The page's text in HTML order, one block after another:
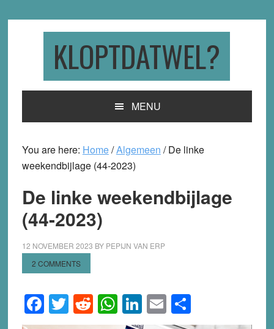
KLOPTDATWEL?
MENU
You are here: Home/Algemeen /De linke
weekendbijlage (44-2023)
De linke weekendbijlage
(44-2023)
12 NOVEMBER 2023 BY PEPIJN VAN ERP
2 COMMENTS
Facebook
Twitter
Reddit
WhatsApp
LinkedIn
EmailShare